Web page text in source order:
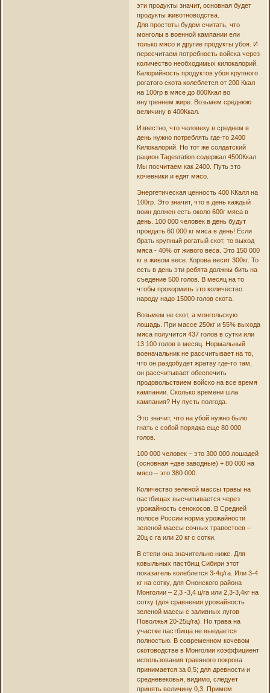
эти продукты значит, основная будет
продукты животноводства.
Для простоты будем считать, что
монголы в военной кампании ели
только мясо и другие продукты убоя. И
пересчитаем потребность войска через
количество необходимых килокалорий.
Калорийность продуктов убоя крупного
рогатого скота колеблется от 200 Ккал
на 100гр в мясе до 800Ккал во
внутреннем жире. Возьмем среднюю
величину в 400Ккал.
Известно, что человеку в среднем в
день нужно потреблять где-то 2400
Килокалорий. Но тот же солдатский
рацион Tagesration содержал 4500Ккал.
Мы посчитаем как 2400. Путь это
кочевники и едят мясо.
Энергетическая ценность 400 ККалл на
100гр. Это значит, что в день каждый
воин должен есть около 600г мяса в
день. 100 000 человек в день будут
проедать 60 000 кг мяса в день! Если
брать крупный рогатый скот, то выход
мяса - 40% от живого веса. Это 150 000
кг в живом весе. Корова весит 300кг. То
есть в день эти ребята должны бить на
съедение 500 голов. В месяц на то
чтобы прокормить это количество
народу надо 15000 голов скота.
Возьмем не скот, а монгольскую
лошадь. При массе 250кг и 55% выхода
мяса получится 437 голов в сутки или
13 100 голов в месяц. Нормальный
военачальник не рассчитывает на то,
что он раздобудет жратву где-то там,
он рассчитывает обеспечить
продовольствием войско на все время
кампании. Сколько времени шла
кампания? Ну пусть полгода.
Это значит, что на убой нужно было
гнать с собой порядка еще 80 000
голов.
100 000 человек – это 300 000 лошадей
(основная +две заводные) + 80 000 на
мясо – это 380 000.
Количество зеленой массы травы на
пастбищах высчитывается через
урожайность сенокосов. В Средней
полосе России норма урожайности
зеленой массы сочных травостоев –
20ц с га или 20 кг с сотки.
В степи она значительно ниже. Для
ковыльных пастбищ Сибири этот
показатель колеблется 3-4ц/га. Или 3-4
кг на сотку, для Ононского района
Монголии – 2,3 -3,4 ц/га или 2,3-3,4кг на
сотку (для сравнения урожайность
зеленой массы с заливных лугов
Поволжья 20-25ц/га). Но трава на
участке пастбища не выедается
полностью. В современном кочевом
скотоводстве в Монголии коэффициент
использования травяного покрова
принимается за 0,5; для древности и
средневековья, видимо, следует
принять величину 0,3. Примем